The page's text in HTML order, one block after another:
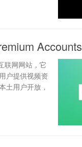
Accounts
联网网站，它
户提供视频资
土用户开放，